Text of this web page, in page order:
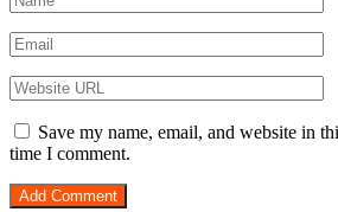
Save my name, email, and website in
time I comment.